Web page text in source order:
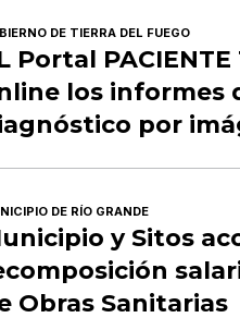
DE TIERRA DEL FUEGO
Portal
los informes
por
DE RÍO GRANDE
y Sitos
Obras Sanitarias